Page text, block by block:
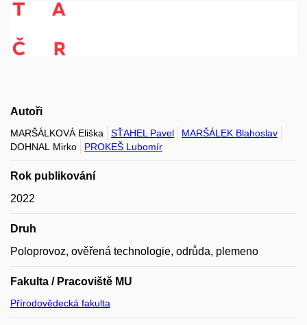
Autoři
MARŠÁLKOVÁ Eliška SŤAHEL Pavel
MARŠÁLEK Blahoslav
DOHNAL Mirko
PROKEŠ Lubomír
Rok publikování
2022
Druh
Poloprovoz, ověřená technologie, odrůda, plemeno
Fakulta / Pracoviště MU
Přírodovědecká fakulta